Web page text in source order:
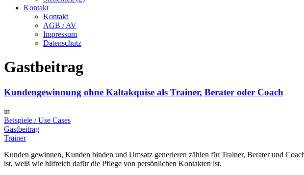
Kontakt
Kontakt
AGB / AV
Impressum
Datenschutz
Gastbeitrag
Kundengewinnung ohne Kaltakquise als Trainer, Berater oder Coach
in
Beispiele / Use Cases
Gastbeitrag
Trainer
Kunden gewinnen, Kunden binden und Umsatz generieren zählen für Trainer, Berater und
ist, weiß wie hilfreich dafür die Pflege von persönlichen Kontakten ist.